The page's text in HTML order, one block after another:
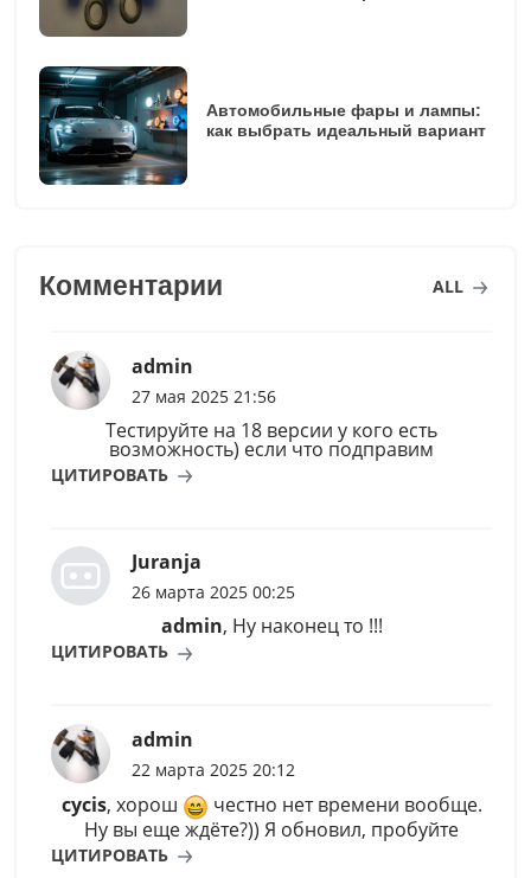
Автомобильные фары и лампы:
как выбрать идеальный вариант
Комментарии ALL
admin
27 мая 2025 21:56
Тестируйте на 18 версии у кого есть
возможность) если что подправим
ЦИТИРОВАТЬ
Juranja
26 марта 2025 00:25
admin, Ну наконец то !!!
ЦИТИРОВАТЬ
admin
22 марта 2025 20:12
cycis, хорош
честно нет времени вообще.
Ну вы еще ждёте?)) Я обновил, пробуйте
ЦИТИРОВАТЬ